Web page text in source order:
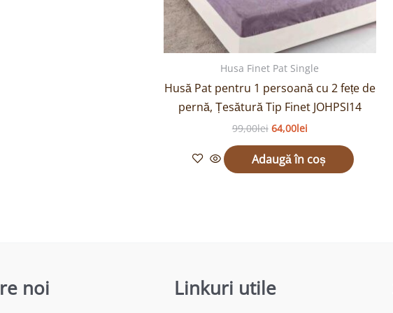
Husa Finet Pat Single
Husă Pat pentru 1 persoană cu 2 fețe de
pernă, Țesătură Tip Finet JOHPSI14
99,00lei 64,00lei
Adaugă în coș
noi Linkuri utile